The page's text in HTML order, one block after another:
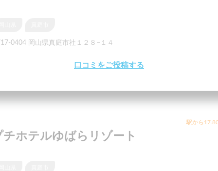
0404 岡山県真庭市社１２８−１４
口コミをご投稿する
駅から
チホテルゆばらリゾート